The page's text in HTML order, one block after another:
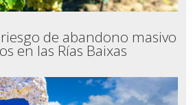
de abandono masivo
en las Rías Baixas